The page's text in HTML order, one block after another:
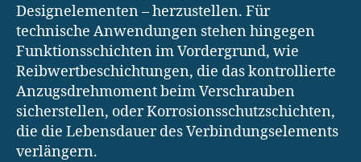
Designelementen – herzustellen. Für
technische Anwendungen stehen hingegen
Funktionsschichten im Vordergrund, wie
Reibwertbeschichtungen, die das kontrollierte
Anzugsdrehmoment beim Verschrauben
sicherstellen, oder Korrosionsschutzschichten,
die die Lebensdauer des Verbindungselements
verlängern.